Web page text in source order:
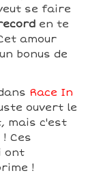
se faire
en te
amour
bonus de
Race In
ouvert le
mais c'est
Ces
ont
!